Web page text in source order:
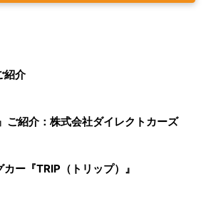
紹介
ご紹介：株式会社ダイレクトカーズ
ー『TRIP（トリップ）』